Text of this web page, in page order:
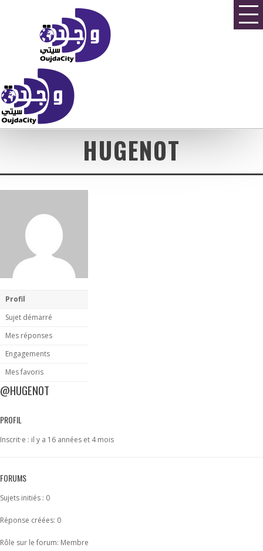
HUGENOT
Profil
Sujet démarré
Mes réponses
Engagements
Mes favoris
@HUGENOT
PROFIL
Inscrit·e : il y a 16 années et 4 mois
FORUMS
Sujets initiés : 0
Réponse créées: 0
Rôle sur le forum: Membre